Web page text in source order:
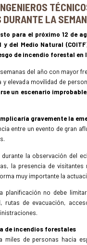
LA
para el próximo 12 de
y del Medio Natural
de incendio forestal
del año con mayor
elevada movilidad de
un escenario improbable
gravemente la
entre un evento de gran
la observación del
la presencia de
muy importante la
planificación no debe
rutas de evacuación,
de incendios forestales
miles de personas hacia